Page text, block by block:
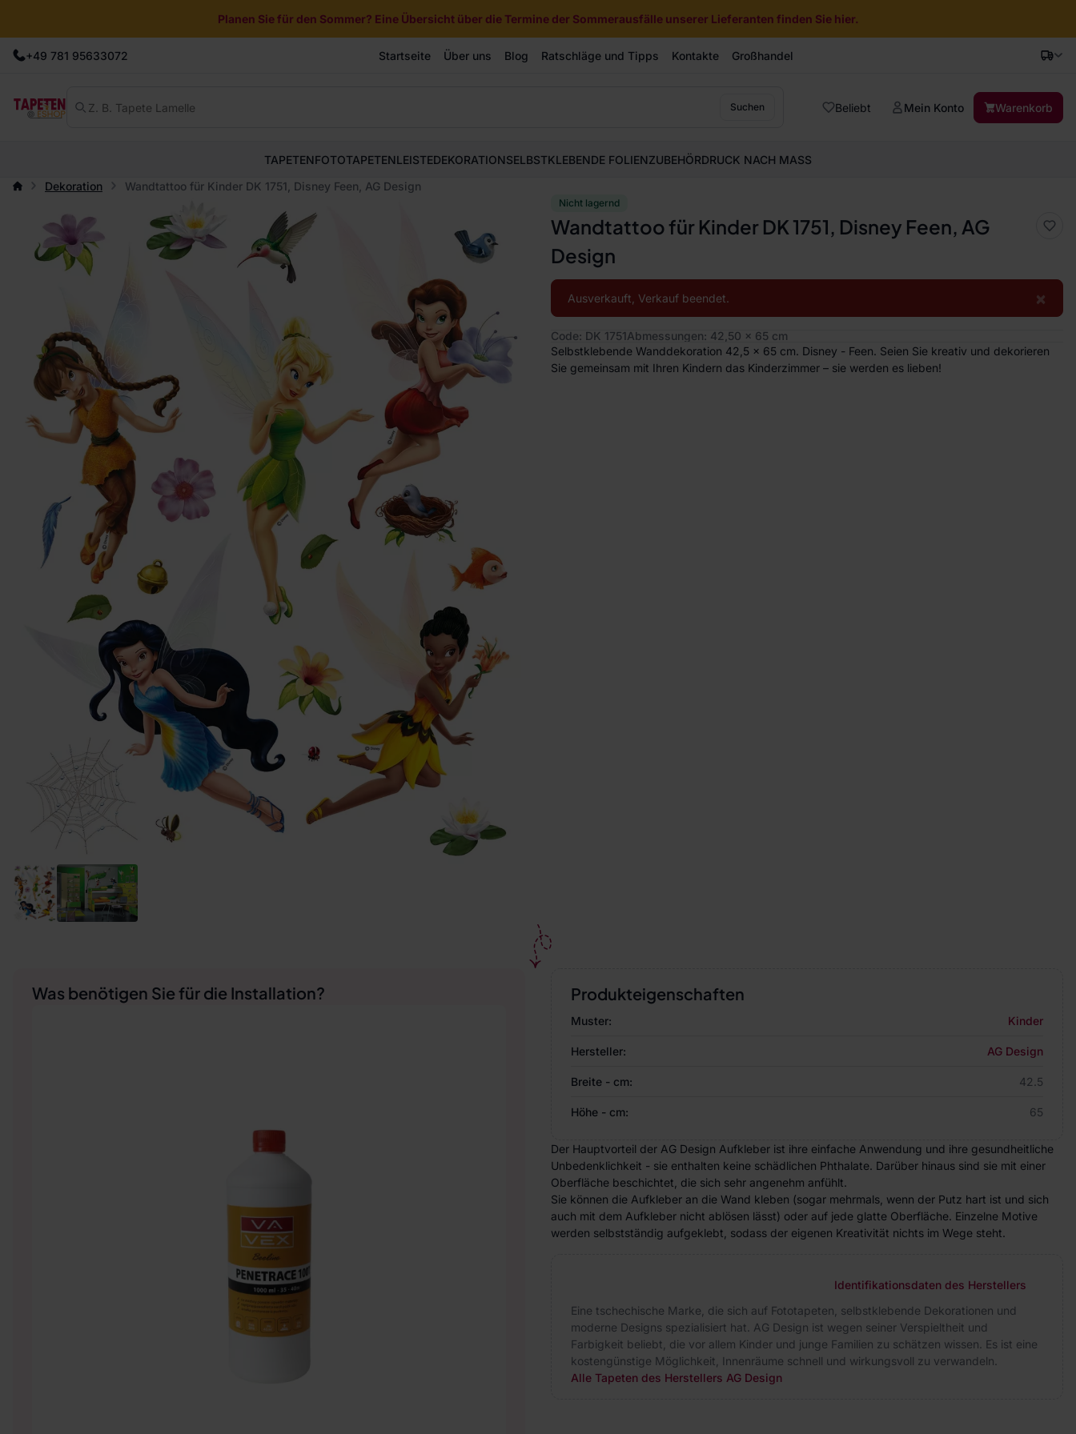
Planen Sie für den Sommer? Eine Übersicht über die Termine der Sommerausfälle unserer Lieferanten finden Sie hier.
+49 781 95633072 Startseite Über uns Blog Ratschläge und Tipps Kontakte Großhandel
Suchen Beliebt Mein Konto Warenkorb
TAPETENFOTOTAPETENLEISTEDEKORATIONSELBSTKLEBENDE FOLIENZUBEHÖRDRUCK NACH MASS
Dekoration
Wandtattoo für Kinder DK 1751, Disney Feen, AG Design
Nicht lagernd
Wandtattoo für Kinder DK 1751, Disney Feen, AG
Design
×
Ausverkauft, Verkauf beendet.
Code: DK 1751Abmessungen: 42,50 x 65 cm
Selbstklebende Wanddekoration 42,5 x 65 cm. Disney - Feen. Seien Sie kreativ und dekorieren
Sie gemeinsam mit Ihren Kindern das Kinderzimmer – sie werden es lieben!
Produkteigenschaften
Muster: Kinder
Hersteller: AG Design
Breite - cm: 42.5
Höhe - cm: 65
Der Hauptvorteil der AG Design Aufkleber ist ihre einfache Anwendung und ihre gesundheitliche
Unbedenklichkeit - sie enthalten keine schädlichen Phthalate. Darüber hinaus sind sie mit einer
Oberfläche beschichtet, die sich sehr angenehm anfühlt.
Sie können die Aufkleber an die Wand kleben (sogar mehrmals, wenn der Putz hart ist und sich
auch mit dem Aufkleber nicht ablösen lässt) oder auf jede glatte Oberfläche. Einzelne Motive
werden selbstständig aufgeklebt, sodass der eigenen Kreativität nichts im Wege steht.
Identifikationsdaten des Herstellers
Eine tschechische Marke, die sich auf Fototapeten, selbstklebende Dekorationen und
moderne Designs spezialisiert hat. AG Design ist wegen seiner Verspieltheit und
Farbigkeit beliebt, die vor allem Kinder und junge Familien zu schätzen wissen. Es ist eine
kostengünstige Möglichkeit, Innenräume schnell und wirkungsvoll zu verwandeln.
Alle Tapeten des Herstellers AG Design
Was benötigen Sie für die Installation?